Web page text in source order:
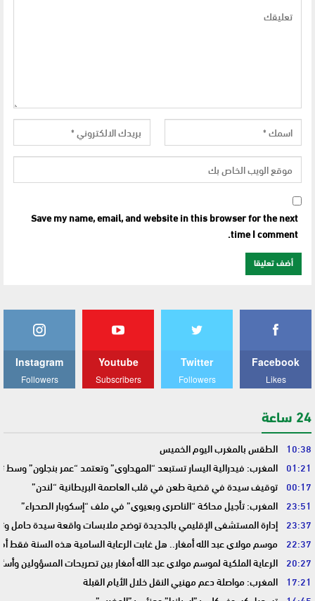
Save my name, email, and website in this browser for the next
time I comment.
Facebook
Likes
Twitter
Followers
Youtube
Subscribers
Instagram
Followers
24 ساعة
10:38 الطقس بالمغرب اليوم الخميس
01:21 المغرب: فيدرالية اليسار تستبعد “المهداوي” وتعتمد “عمر بنجلون”
00:17 توقيف سيدة في قضية طعن في قلب العاصمة البريطانية “لندن”
23:51 المغرب: تأجيل محاكة “الناصري وبعيوي” في ملف “إسكوبار الصحراء”
23:37 إدارة المستشفى الإقليمي بالجديدة توضح ملابسات واقعة سيدة حامل
22:37 موسم مولاي عبد الله أمغار.. هل غابت الرعاية السامية هذه السنة فقط
20:27 الرعاية الملكية لموسم مولاي عبد الله أمغار بين تصريحات المسؤولين
17:21 المغرب: مواصلة دعم مهنيي النقل خلال الأيام القبلة